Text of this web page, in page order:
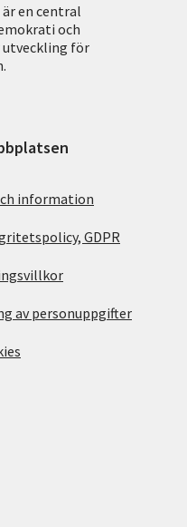
är en central
och
för
information
GDPR
av personuppgifter